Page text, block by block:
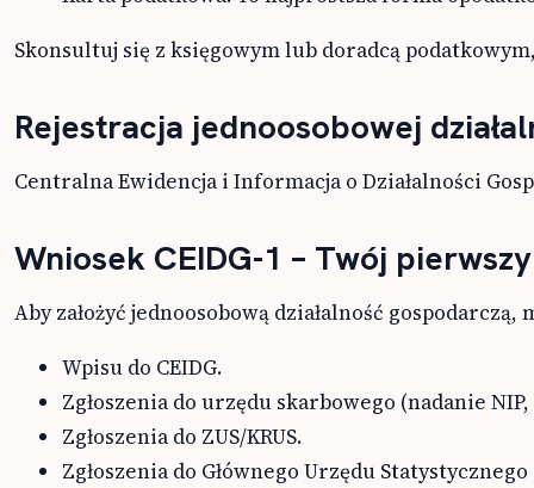
Skonsultuj się z księgowym lub doradcą
Rejestracja jednoosobowej
Centralna Ewidencja i Informacja o Działalności
Wniosek CEIDG-1 – Twój
Aby założyć jednoosobową działalność
Wpisu do CEIDG.
Zgłoszenia do urzędu skarbowego (nadanie NIP,
Zgłoszenia do ZUS/KRUS.
Zgłoszenia do Głównego Urzędu Statystycznego